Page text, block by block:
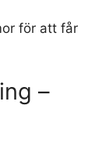
för att får
–